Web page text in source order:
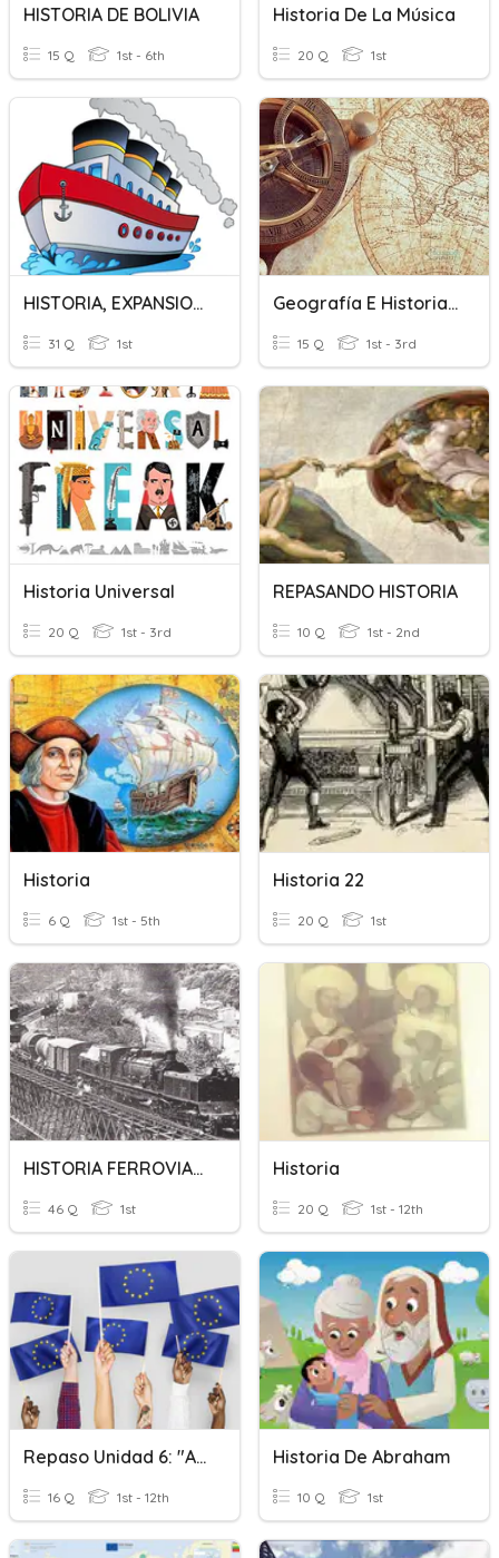
HISTORIA DE BOLIVIA
15 Q 1st - 6th
Historia De La Música
20 Q 1st
HISTORIA, EXPANSION EUROPEA
31 Q 1st
Geografía E Historia 3ESO
15 Q 1st - 3rd
Historia Universal
20 Q 1st - 3rd
REPASANDO HISTORIA
10 Q 1st - 2nd
Historia
6 Q 1st - 5th
Historia 22
20 Q 1st
HISTORIA FERROVIARIA
46 Q 1st
Historia
20 Q 1st - 12th
Repaso Unidad 6: "Así Es La Unión Europea"
16 Q 1st - 12th
Historia De Abraham
10 Q 1st